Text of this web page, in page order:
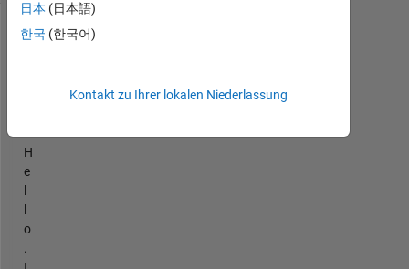
Ältere
H
e
o
.
日本 (日本語)
한국 (한국어)
Kontakt zu Ihrer lokalen Niederlassung